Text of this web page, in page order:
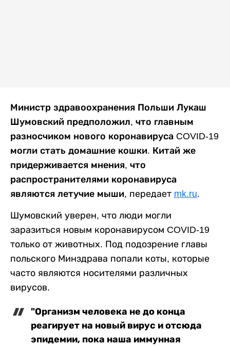
Министр здравоохранения Польши Лукаш
Шумовский предположил, что главным
разносчиком нового коронавируса COVID-19
могли стать домашние кошки. Китай же
придерживается мнения, что
распространителями коронавируса
являются летучие мыши, передает mk.ru.
Шумовский уверен, что люди могли
заразиться новым коронавирусом COVID-19
только от животных. Под подозрение главы
польского Минздрава попали коты, которые
часто являются носителями различных
вирусов.
"Организм человека не до конца
реагирует на новый вирус и отсюда
эпидемии, пока наша иммунная